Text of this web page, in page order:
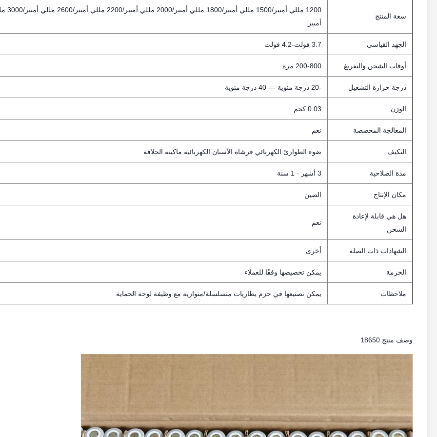
سعة المنتج
1200 مللي أمبير/1500 مللي
أمبير
الجهد القياسي 3.7 فولت-4.2 فولت
أوقات الشحن والتفريغ 200-800 مرة
درجة حرارة التشغيل -20 درجة مئوية --- 40 درجة مئوية
الوزن 0.03 كجم
المعالجة المخصصة نعم
التكيف ضوء الطوارئ الكهربائي فرشاة الأسنان الكهربائية ماكينة الحلاقة
مدة الصلاحية 3 أشهر - 1 سنة
مكان الإنتاج الصين
هل هي قابلة لإعادة
الشحن
نعم
الشهادات ذات الصلة أخرى
الحزمة يمكن تخصيصها وفقًا للعملاء
ملاحظات يمكن تصنيعها في حزم بطاريات متسلسلة/متوازية مع وظيفة لوحة الحماية
وصف منتج 18650